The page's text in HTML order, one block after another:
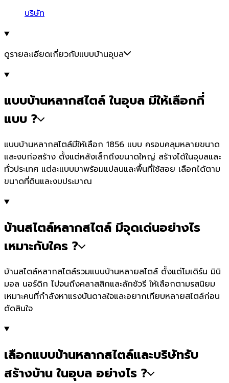
บริษัท
ดูรายละเอียดเกี่ยวกับแบบบ้านอุบล
แบบบ้านหลากสไตล์ ในอุบล มีให้เลือกกี่
แบบ ?
แบบบ้านหลากสไตล์มีให้เลือก 1856 แบบ ครอบคลุมหลายขนาด
และงบก่อสร้าง ตั้งแต่หลังเล็กถึงขนาดใหญ่ สร้างได้ในอุบลและ
ทั่วประเทศ แต่ละแบบมาพร้อมแปลนและพื้นที่ใช้สอย เลือกได้ตาม
ขนาดที่ดินและงบประมาณ
บ้านสไตล์หลากสไตล์ มีจุดเด่นอย่างไร
เหมาะกับใคร ?
บ้านสไตล์หลากสไตล์รวมแบบบ้านหลายสไตล์ ตั้งแต่โมเดิร์น มินิ
มอล นอร์ดิก ไปจนถึงคลาสสิกและลักชัวรี ให้เลือกตามรสนิยม
เหมาะคนที่กำลังหาแรงบันดาลใจและอยากเทียบหลายสไตล์ก่อน
ตัดสินใจ
เลือกแบบบ้านหลากสไตล์และบริษัทรับ
สร้างบ้าน ในอุบล อย่างไร ?